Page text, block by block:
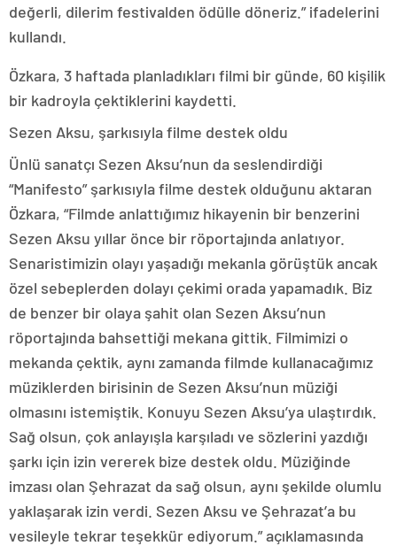
değerli, dilerim festivalden ödülle döneriz.” ifadelerini
kullandı.
Özkara, 3 haftada planladıkları filmi bir günde, 60 kişilik
bir kadroyla çektiklerini kaydetti.
Sezen Aksu, şarkısıyla filme destek oldu
Ünlü sanatçı Sezen Aksu’nun da seslendirdiği
“Manifesto” şarkısıyla filme destek olduğunu aktaran
Özkara, “Filmde anlattığımız hikayenin bir benzerini
Sezen Aksu yıllar önce bir röportajında anlatıyor.
Senaristimizin olayı yaşadığı mekanla görüştük ancak
özel sebeplerden dolayı çekimi orada yapamadık. Biz
de benzer bir olaya şahit olan Sezen Aksu’nun
röportajında bahsettiği mekana gittik. Filmimizi o
mekanda çektik, aynı zamanda filmde kullanacağımız
müziklerden birisinin de Sezen Aksu’nun müziği
olmasını istemiştik. Konuyu Sezen Aksu’ya ulaştırdık.
Sağ olsun, çok anlayışla karşıladı ve sözlerini yazdığı
şarkı için izin vererek bize destek oldu. Müziğinde
imzası olan Şehrazat da sağ olsun, aynı şekilde olumlu
yaklaşarak izin verdi. Sezen Aksu ve Şehrazat’a bu
vesileyle tekrar teşekkür ediyorum.” açıklamasında